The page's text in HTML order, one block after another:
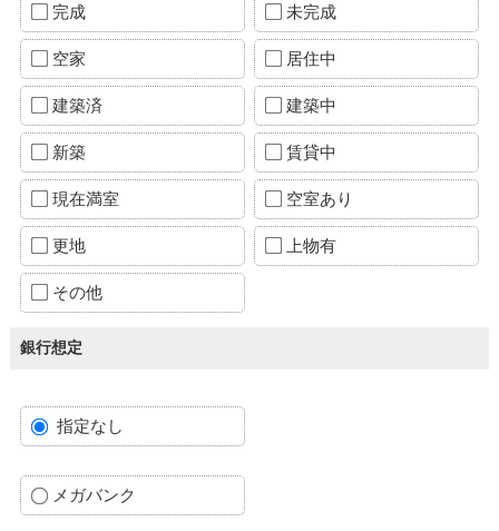
完成 未完成
空家 居住中
建築済 建築中
新築 賃貸中
現在満室 空室あり
更地 上物有
その他
銀行想定
指定なし
メガバンク